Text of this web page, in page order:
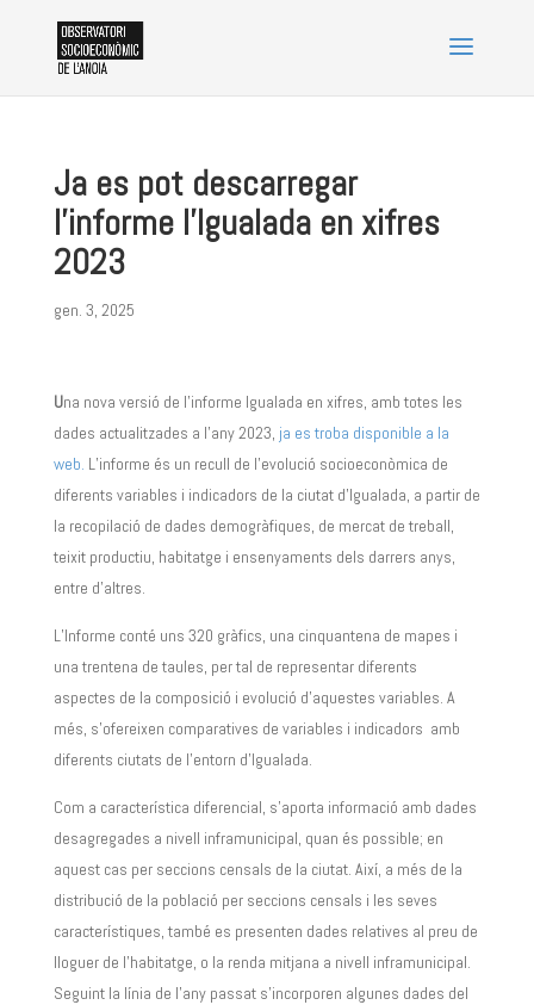
Ja es pot descarregar
l’informe l’Igualada en xifres
2023
gen. 3, 2025
Una nova versió de l’informe Igualada en xifres, amb totes les
dades actualitzades a l’any 2023, ja es troba disponible a la
web. L’informe és un recull de l’evolució socioeconòmica de
diferents variables i indicadors de la ciutat d’Igualada, a partir de
la recopilació de dades demogràfiques, de mercat de treball,
teixit productiu, habitatge i ensenyaments dels darrers anys,
entre d’altres.
L’Informe conté uns 320 gràfics, una cinquantena de mapes i
una trentena de taules, per tal de representar diferents
aspectes de la composició i evolució d’aquestes variables. A
més, s’ofereixen comparatives de variables i indicadors amb
diferents ciutats de l’entorn d’Igualada.
Com a característica diferencial, s’aporta informació amb dades
desagregades a nivell inframunicipal, quan és possible; en
aquest cas per seccions censals de la ciutat. Així, a més de la
distribució de la població per seccions censals i les seves
característiques, també es presenten dades relatives al preu de
lloguer de l’habitatge, o la renda mitjana a nivell inframunicipal.
Seguint la línia de l’any passat s’incorporen algunes dades del